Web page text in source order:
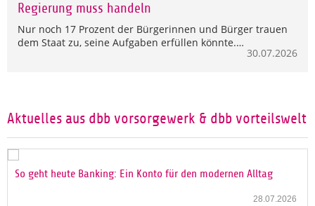
Regierung muss handeln
Nur noch 17 Prozent der Bürgerinnen und Bürger trauen
dem Staat zu, seine Aufgaben erfüllen könnte.…
30.07.2026
Aktuelles aus dbb vorsorgewerk & dbb vorteilswelt
So geht heute Banking: Ein Konto für den modernen Alltag
28.07.2026